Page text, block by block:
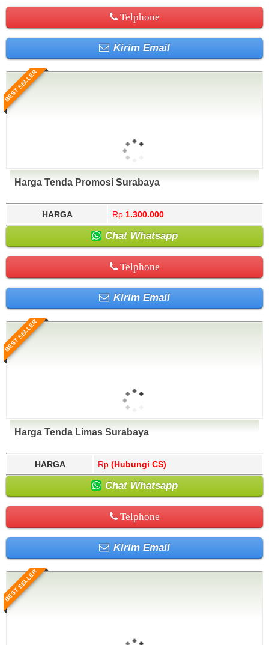
Telphone
Kirim Email
BEST SELLER
Harga Tenda Promosi Surabaya
HARGA Rp. 1.300.000
Chat Whatsapp
Telphone
Kirim Email
BEST SELLER
Harga Tenda Limas Surabaya
HARGA Rp. (Hubungi CS)
Chat Whatsapp
Telphone
Kirim Email
BEST SELLER